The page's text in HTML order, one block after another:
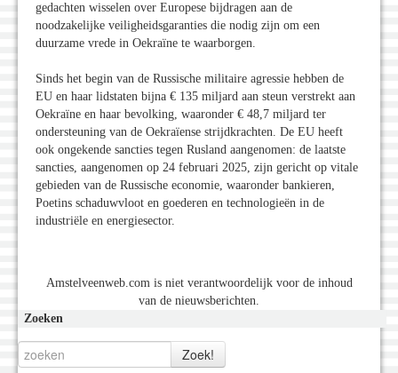
gedachten wisselen over Europese bijdragen aan de
noodzakelijke veiligheidsgaranties die nodig zijn om een ​​
duurzame vrede in Oekraïne te waarborgen.
Sinds het begin van de Russische militaire agressie hebben de
EU en haar lidstaten bijna € 135 miljard aan steun verstrekt aan
Oekraïne en haar bevolking, waaronder € 48,7 miljard ter
ondersteuning van de Oekraïense strijdkrachten. De EU heeft
ook ongekende sancties tegen Rusland aangenomen: de laatste
sancties, aangenomen op 24 februari 2025, zijn gericht op vitale
gebieden van de Russische economie, waaronder bankieren,
Poetins schaduwvloot en goederen en technologieën in de
industriële en energiesector.
Amstelveenweb.com is niet verantwoordelijk voor de inhoud
van de nieuwsberichten.
Zoeken